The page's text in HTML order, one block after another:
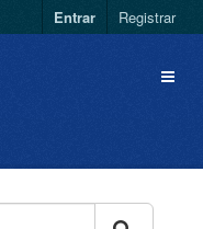
Entrar Registrar